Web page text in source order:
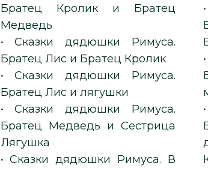
Братец Кролик и Братец
Медведь
•Сказки дядюшки Римуса.
Братец Лис и Братец Кролик
•Сказки дядюшки Римуса.
Братец Лис и лягушки
•Сказки дядюшки Римуса.
Братец Медведь и Сестрица
Лягушка
•Сказки дядюшки Римуса. В
•
•
•